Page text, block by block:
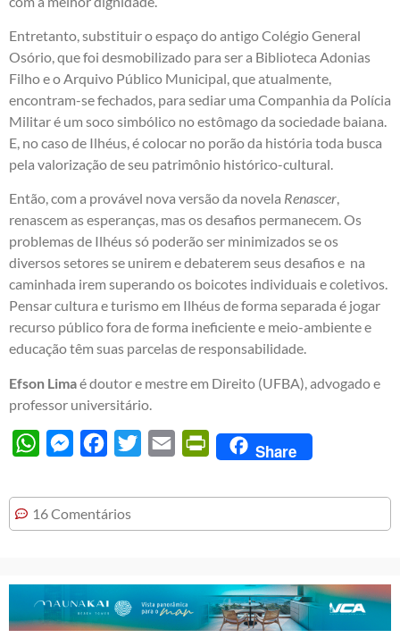
Entretanto, substituir o espaço do antigo Colégio General
Osório, que foi desmobilizado para ser a Biblioteca Adonias
Filho e o Arquivo Público Municipal, que atualmente,
encontram-se fechados, para sediar uma Companhia da Polícia
Militar é um soco simbólico no estômago da sociedade baiana.
E, no caso de Ilhéus, é colocar no porão da história toda busca
pela valorização de seu patrimônio histórico-cultural.
Então, com a provável nova versão da novela Renascer,
renascem as esperanças, mas os desafios permanecem. Os
problemas de Ilhéus só poderão ser minimizados se os
diversos setores se unirem e debaterem seus desafios e na
caminhada irem superando os boicotes individuais e coletivos.
Pensar cultura e turismo em Ilhéus de forma separada é jogar
recurso público fora de forma ineficiente e meio-ambiente e
educação têm suas parcelas de responsabilidade.
Efson Limaé doutor e mestre em Direito (UFBA), advogado e
professor universitário.
WhatsAppMessengerFacebook
Twitter Email PrintFriendly
Share
16 Comentários